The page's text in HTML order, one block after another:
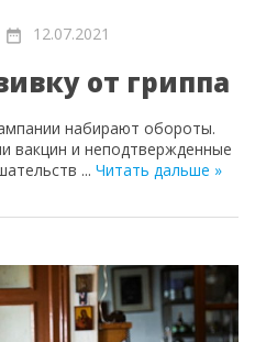
12.07.2021
от гриппа
набирают обороты.
вакцин и неподтвержденные
... Читать дальше »